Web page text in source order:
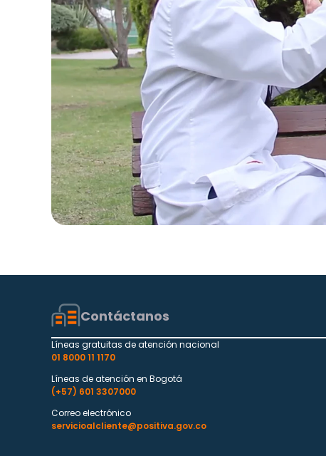
Contáctanos
Líneas gratuitas de atención nacional
01 8000 11 1170
Líneas de atención en Bogotá
(+57) 601 3307000
Correo electrónico
servicioalcliente@positiva.gov.co